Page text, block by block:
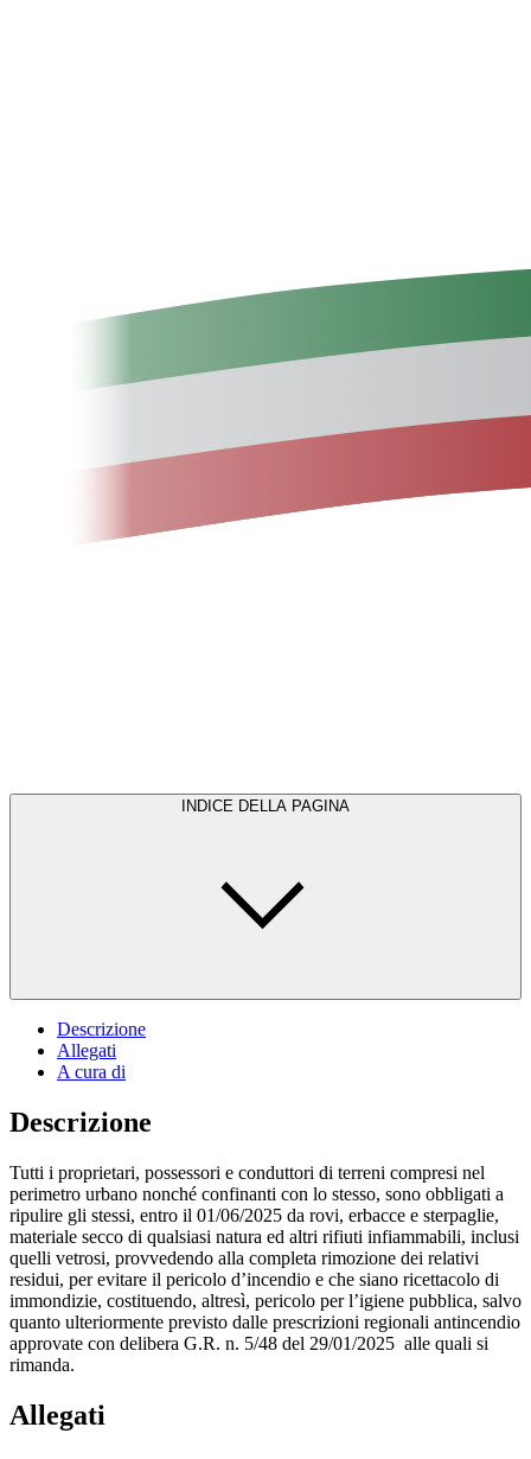
INDICE DELLA PAGINA
Descrizione
Allegati
A cura di
Descrizione
Tutti i proprietari, possessori e conduttori di terreni compresi nel
perimetro urbano nonché confinanti con lo stesso, sono obbligati a
ripulire gli stessi, entro il 01/06/2025 da rovi, erbacce e sterpaglie,
materiale secco di qualsiasi natura ed altri rifiuti infiammabili, inclusi
quelli vetrosi, provvedendo alla completa rimozione dei relativi
residui, per evitare il pericolo d’incendio e che siano ricettacolo di
immondizie, costituendo, altresì, pericolo per l’igiene pubblica, salvo
quanto ulteriormente previsto dalle prescrizioni regionali antincendio
approvate con delibera G.R. n. 5/48 del 29/01/2025 alle quali si
rimanda.
Allegati